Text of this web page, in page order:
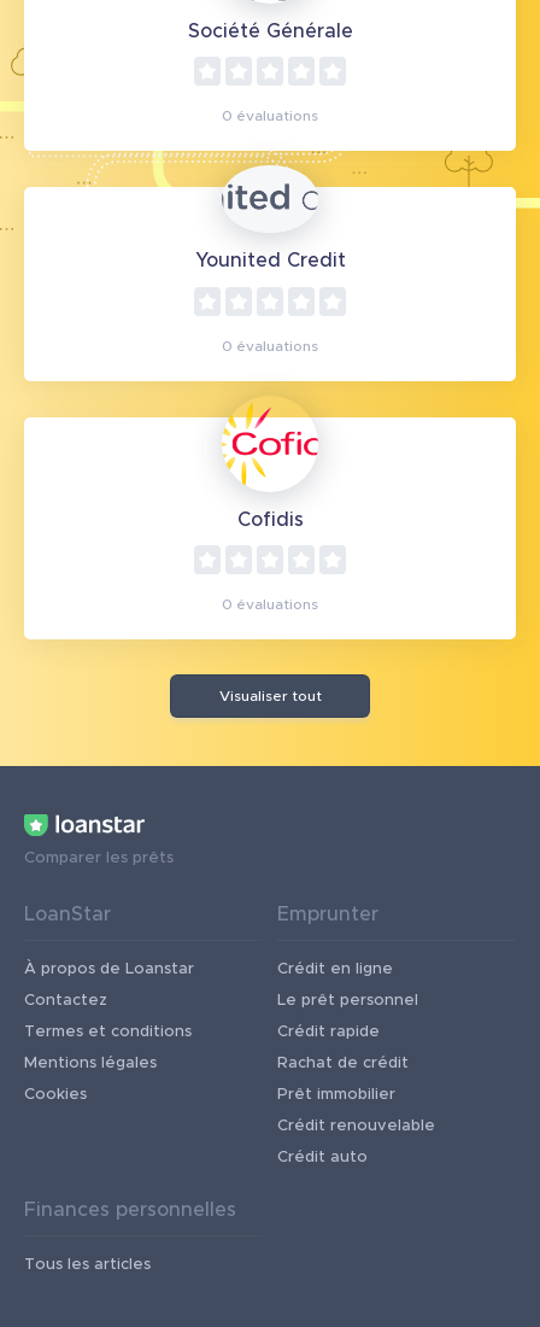
Société Générale
0 évaluations
Younited Credit
0 évaluations
Cofidis
0 évaluations
Visualiser tout
Comparer les prêts
LoanStar
À propos de Loanstar
Contactez
Termes et conditions
Mentions légales
Cookies
Emprunter
Crédit en ligne
Le prêt personnel
Crédit rapide
Rachat de crédit
Prêt immobilier
Crédit renouvelable
Crédit auto
Finances personnelles
Tous les articles